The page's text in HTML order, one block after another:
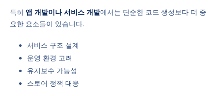
특히 앱 개발이나 서비스 개발에서는 단순한 코드 생성보다 더 중
요한 요소들이 있습니다.
서비스 구조 설계
운영 환경 고려
유지보수 가능성
스토어 정책 대응